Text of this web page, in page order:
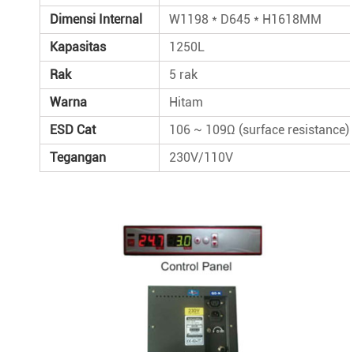
Dimensi Internal
W1198 * D645 * H1618MM
Kapasitas
1250L
Rak
5 rak
Warna
Hitam
ESD Cat
106 ~ 109Ω (surface resistance)
Tegangan
230V/110V